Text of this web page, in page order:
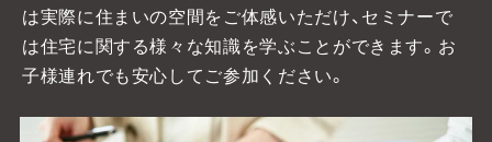
は実際に住まいの空間をご体感いただけ、セミナーで
は住宅に関する様々な知識を学ぶことができます。お
子様連れでも安心してご参加ください。